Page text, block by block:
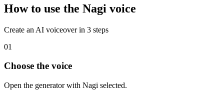
How to use the Nagi voice
Create an AI voiceover in 3 steps
01
Choose the voice
Open the generator with Nagi selected.